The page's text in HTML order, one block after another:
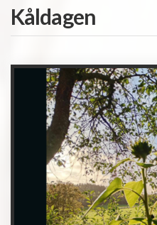
Kåldagen